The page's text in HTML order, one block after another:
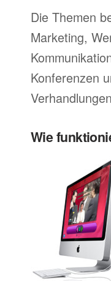
Die Themen
Marketing,
Konferenzen
Wie